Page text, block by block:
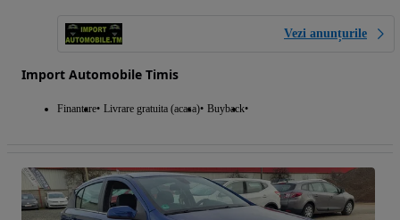
Vezi anunțurile
Import Automobile Timis
Finantare Livrare gratuita (acasa) Buyback